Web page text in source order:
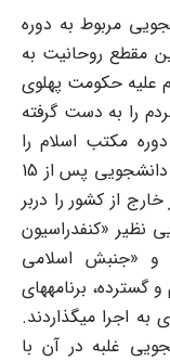
مربوط به دوره
می‏باشد. در این مقطع روحانیت به
علیه حکومت پهلوی
را به دست گرفته
مکتب اسلام را
مطرح نمود. یکی از بخشهای عمده جنبش دانشجویی پس از 15
در خارج از کشور را دربر
نظیر «کنفدراسیون
و «جنبش اسلامی
گسترده، برنامه‏های
اجرا می‏گذاردند.
غلبه در آن با